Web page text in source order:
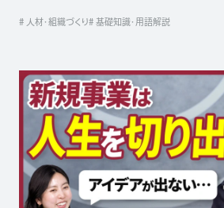
# 人材・組織づくり# 基礎知識・用語解説